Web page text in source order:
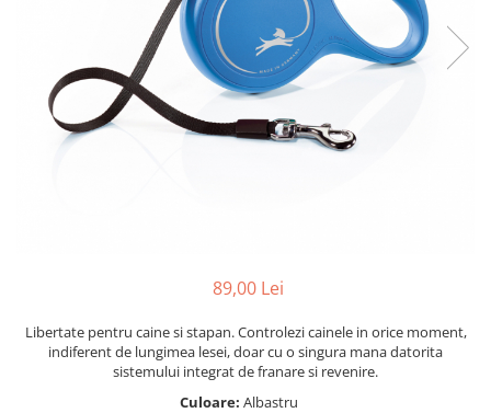
89,00 Lei
Libertate pentru caine si stapan. Controlezi cainele in orice moment,
indiferent de lungimea lesei, doar cu o singura mana datorita
sistemului integrat de franare si revenire.
Culoare: Albastru